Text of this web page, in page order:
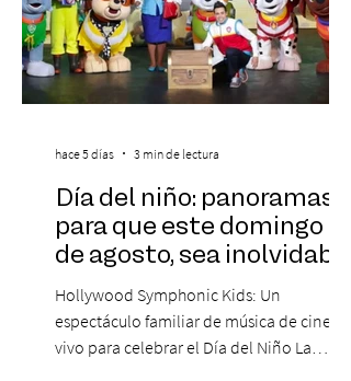
Día del niño: panoramas
para que este domingo 09
de agosto, sea inolvidable
Hollywood Symphonic Kids: Un
espectáculo familiar de música de cine en
vivo para celebrar el Día del Niño La
hace 5 días 3 min de lectura